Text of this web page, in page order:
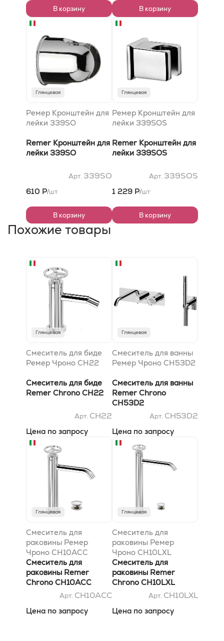
В корзину В корзину
Глянцевая
Ремер Кронштейн для
лейки 339SO
Remer Кронштейн для
лейки 339SO
Арт. 339SO
610 Р/шт
В корзину
Глянцевая
Ремер Кронштейн для
лейки 339SOS
Remer Кронштейн для
лейки 339SOS
Арт. 339SOS
1 229 Р/шт
В корзину
Похожие товары
Глянцевая
Смеситель для биде
Ремер Чроно CH22
Смеситель для биде
Remer Chrono CH22
Арт. CH22
Цена по запросу
Глянцевая
Смеситель для ванны
Ремер Чроно CH53D2
Смеситель для ванны
Remer Chrono
CH53D2
Арт. CH53D2
Цена по запросу
Глянцевая
Смеситель для
раковины Ремер
Чроно CH10ACC
Смеситель для
раковины Remer
Chrono CH10ACC
Арт. CH10ACC
Цена по запросу
Глянцевая
Смеситель для
раковины Ремер
Чроно CH10LXL
Смеситель для
раковины Remer
Chrono CH10LXL
Арт. CH10LXL
Цена по запросу